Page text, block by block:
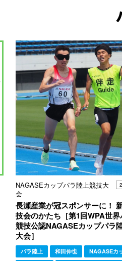
NAGASEカップパラ陸上競技大
会
長瀬産業が冠スポンサーに！
技会のかたち［第1回WPA世
競技公認NAGASEカップパラ
大会］
パラ陸上 和田伸也
NAGASEカ